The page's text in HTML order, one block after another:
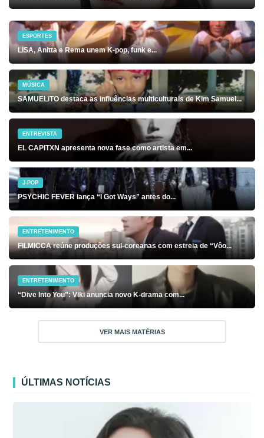
ESPORTES
LISA, Anitta e Rema unem K-pop, funk e...
MÚSICA
SAMUELiTO destaca as influências multiculturais de Kim Samuel...
ENTREVISTA
EL CAPITXN apresenta nova fase como artista em...
J-POP
PSYCHIC FEVER lança “I Got Ways” antes do...
ENTRETENIMENTO
FILMICCA reúne produções sul-coreanas com estreia de “Vôo...
ENTRETENIMENTO
“Dive Into You”: Viki anuncia novo K-drama com...
VER MAIS MATÉRIAS
ÚLTIMAS NOTÍCIAS